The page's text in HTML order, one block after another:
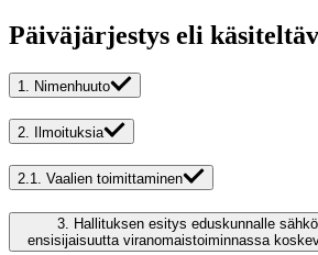
Päiväjärjestys eli
1. Nimenhuuto
2. Ilmoituksia
2.1. Vaalien toimittaminen
3. Hallituksen esitys eduskunnalle
ensisijaisuutta viranomaistoiminnassa